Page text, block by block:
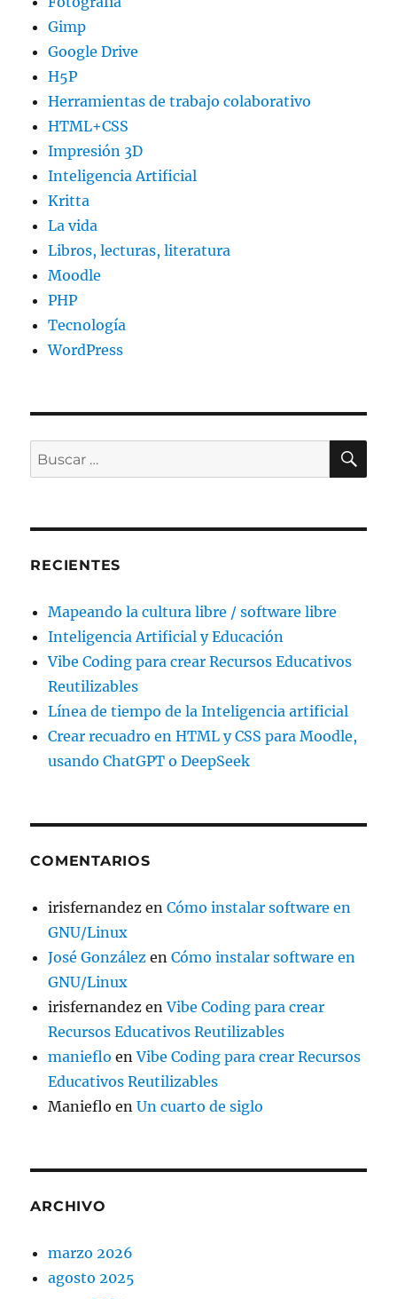
Gimp
Google Drive
H5P
Herramientas de trabajo colaborativo
HTML+CSS
Impresión 3D
Inteligencia Artificial
Kritta
La vida
Libros, lecturas, literatura
Moodle
PHP
Tecnología
WordPress
Buscar
por:
RECIENTES
Mapeando la cultura libre / software libre
Inteligencia Artificial y Educación
Vibe Coding para crear Recursos Educativos
Reutilizables
Línea de tiempo de la Inteligencia artificial
Crear recuadro en HTML y CSS para Moodle,
usando ChatGPT o DeepSeek
COMENTARIOS
irisfernandez enCómo instalar software en
GNU/Linux
José González enCómo instalar software en
GNU/Linux
irisfernandez enVibe Coding para crear
Recursos Educativos Reutilizables
manieflo enVibe Coding para crear Recursos
Educativos Reutilizables
Manieflo enUn cuarto de siglo
ARCHIVO
marzo 2026
agosto 2025